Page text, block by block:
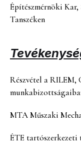
Építészmérnöki
Tanszéken
Részvétel a RILEM,
MTA Műszaki
ÉTE tartószerkezeti